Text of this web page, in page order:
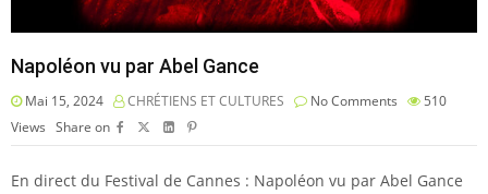
Napoléon vu par Abel Gance
Mai 15, 2024 CHRÉTIENS ET CULTURES No Comments
510
Views Share on
En direct du Festival de Cannes : Napoléon vu par Abel Gance